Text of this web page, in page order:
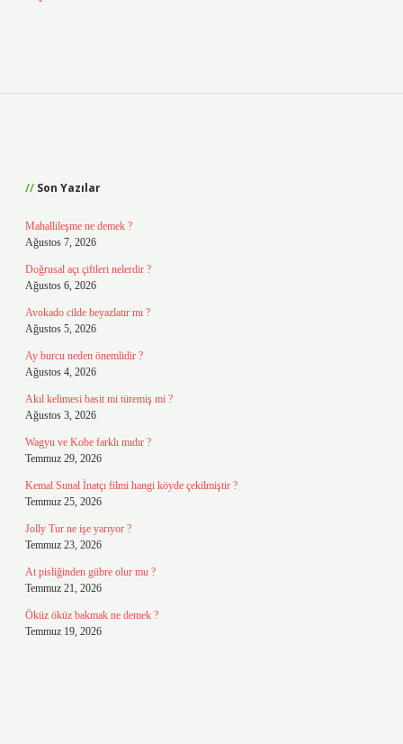
Son Yazılar
Mahallileşme ne demek ?
Ağustos 7, 2026
Doğrusal açı çiftleri nelerdir ?
Ağustos 6, 2026
Avokado cilde beyazlatır mı ?
Ağustos 5, 2026
Ay burcu neden önemlidir ?
Ağustos 4, 2026
Akıl kelimesi basit mi türemiş mi ?
Ağustos 3, 2026
Wagyu ve Kobe farklı mıdır ?
Temmuz 29, 2026
Kemal Sunal İnatçı filmi hangi köyde çekilmiştir ?
Temmuz 25, 2026
Jolly Tur ne işe yarıyor ?
Temmuz 23, 2026
At pisliğinden gübre olur mu ?
Temmuz 21, 2026
Öküz öküz bakmak ne demek ?
Temmuz 19, 2026